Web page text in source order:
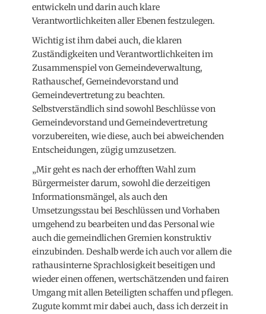
entwickeln und darin auch klare
Verantwortlichkeiten aller Ebenen festzulegen.
Wichtig ist ihm dabei auch, die klaren
Zuständigkeiten und Verantwortlichkeiten im
Zusammenspiel von Gemeindeverwaltung,
Rathauschef, Gemeindevorstand und
Gemeindevertretung zu beachten.
Selbstverständlich sind sowohl Beschlüsse von
Gemeindevorstand und Gemeindevertretung
vorzubereiten, wie diese, auch bei abweichenden
Entscheidungen, zügig umzusetzen.
„Mir geht es nach der erhofften Wahl zum
Bürgermeister darum, sowohl die derzeitigen
Informationsmängel, als auch den
Umsetzungsstau bei Beschlüssen und Vorhaben
umgehend zu bearbeiten und das Personal wie
auch die gemeindlichen Gremien konstruktiv
einzubinden. Deshalb werde ich auch vor allem die
rathausinterne Sprachlosigkeit beseitigen und
wieder einen offenen, wertschätzenden und fairen
Umgang mit allen Beteiligten schaffen und pflegen.
Zugute kommt mir dabei auch, dass ich derzeit in